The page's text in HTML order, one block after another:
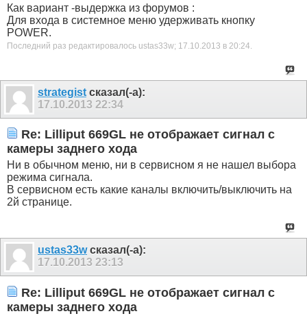
Как вариант -выдержка из форумов :
Для входа в системное меню удерживать кнопку
POWER.
Последний раз редактировалось ustas33w; 17.10.2013 в 20:24.
strategist сказал(-а):
17.10.2013 22:34
Re: Lilliput 669GL не отображает сигнал с
камеры заднего хода
Ни в обычном меню, ни в сервисном я не нашел выбора
режима сигнала.
В сервисном есть какие каналы включить/выключить на
2й странице.
ustas33wсказал(-а):
17.10.2013 23:13
Re: Lilliput 669GL не отображает сигнал с
камеры заднего хода